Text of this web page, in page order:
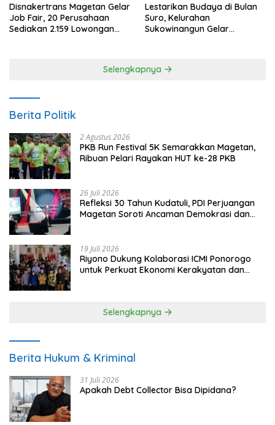
Disnakertrans Magetan Gelar
Job Fair, 20 Perusahaan
Sediakan 2.159 Lowongan
Lestarikan Budaya di Bulan
Suro, Kelurahan
Sukowinangun Gelar
Selengkapnya
Berita Politik
2 Agustus 2026
PKB Run Festival 5K Semarakkan Magetan,
Ribuan Pelari Rayakan HUT ke-28 PKB
26 Juli 2026
Refleksi 30 Tahun Kudatuli, PDI Perjuangan
Magetan Soroti Ancaman Demokrasi dan
19 Juli 2026
Riyono Dukung Kolaborasi ICMI Ponorogo
untuk Perkuat Ekonomi Kerakyatan dan
Selengkapnya
Berita Hukum & Kriminal
31 Juli 2026
Apakah Debt Collector Bisa Dipidana?